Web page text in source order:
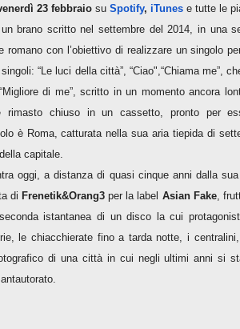
23 febbraio su Spotify, iTunes e tutte le
brano scritto nel settembre del 2014, in una
romano con l’obiettivo di realizzare un singolo
“Le luci della città”, “Ciao",“Chiama me”,
di me”, scritto in un momento ancora
rimasto chiuso in un cassetto, pronto per
è Roma, catturata nella sua aria tiepida di
capitale.
oggi, a distanza di quasi cinque anni dalla
di Frenetik&Orang3per la label Asian Fake,
istantanea di un disco la cui
le chiacchierate fino a tarda notte, i
di una città in cui negli ultimi anni si